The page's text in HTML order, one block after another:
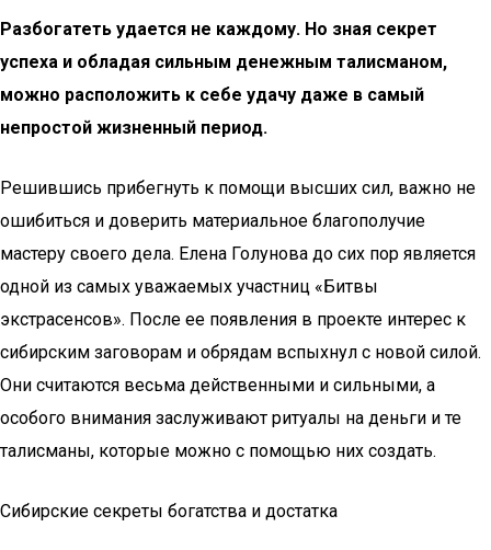
Разбогатеть удается не каждому. Но зная секрет
успеха и обладая сильным денежным талисманом,
можно расположить к себе удачу даже в самый
непростой жизненный период.
Решившись прибегнуть к помощи высших сил, важно не
ошибиться и доверить материальное благополучие
мастеру своего дела. Елена Голунова до сих пор является
одной из самых уважаемых участниц «Битвы
экстрасенсов». После ее появления в проекте интерес к
сибирским заговорам и обрядам вспыхнул с новой силой.
Они считаются весьма действенными и сильными, а
особого внимания заслуживают ритуалы на деньги и те
талисманы, которые можно с помощью них создать.
Сибирские секреты богатства и достатка